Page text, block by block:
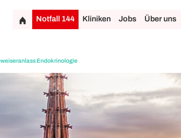
Notfall 144 Kliniken Jobs Über uns
Endokrinologie